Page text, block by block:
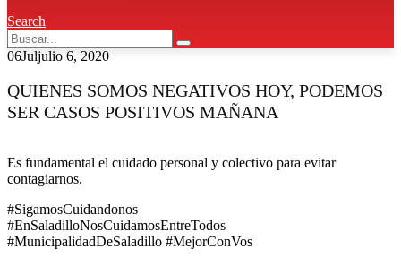
Search
06Juljulio 6, 2020
QUIENES SOMOS NEGATIVOS HOY, PODEMOS
SER CASOS POSITIVOS MAÑANA
Es fundamental el cuidado personal y colectivo para evitar
contagiarnos.
#SigamosCuidandonos
#EnSaladilloNosCuidamosEntreTodos
#MunicipalidadDeSaladillo #MejorConVos